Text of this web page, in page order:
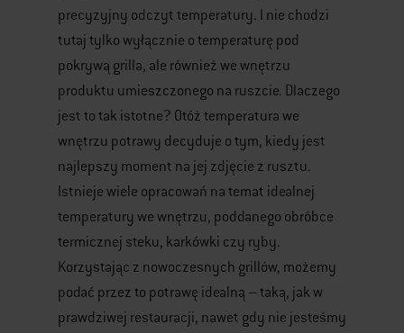
precyzyjny odczyt temperatury. I nie chodzi
tutaj tylko wyłącznie o temperaturę pod
pokrywą grilla, ale również we wnętrzu
produktu umieszczonego na ruszcie. Dlaczego
jest to tak istotne? Otóż temperatura we
wnętrzu potrawy decyduje o tym, kiedy jest
najlepszy moment na jej zdjęcie z rusztu.
Istnieje wiele opracowań na temat idealnej
temperatury we wnętrzu, poddanego obróbce
termicznej steku, karkówki czy ryby.
Korzystając z nowoczesnych grillów, możemy
podać przez to potrawę idealną – taką, jak w
prawdziwej restauracji, nawet gdy nie jesteśmy